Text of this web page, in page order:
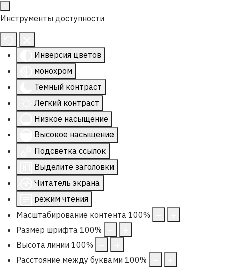
Инструменты доступности
Инверсия цветов
монохром
Темный контраст
Легкий контраст
Низкое насыщение
Высокое насыщение
Подсветка ссылок
Выделите заголовки
Читатель экрана
режим чтения
Масштабирование контента 100%
Размер шрифта 100%
Высота линии 100%
Расстояние между буквами 100%